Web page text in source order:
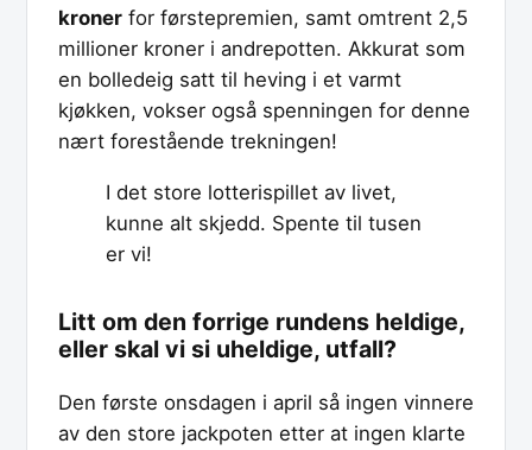
kroner for førstepremien, samt omtrent 2,5
millioner kroner i andrepotten. Akkurat som
en bolledeig satt til heving i et varmt
kjøkken, vokser også spenningen for denne
nært forestående trekningen!
I det store lotterispillet av livet,
kunne alt skjedd. Spente til tusen
er vi!
Litt om den forrige rundens heldige,
eller skal vi si uheldige, utfall?
Den første onsdagen i april så ingen vinnere
av den store jackpoten etter at ingen klarte